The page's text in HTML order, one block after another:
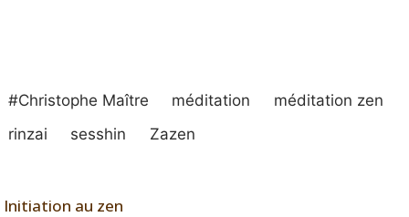
#Christophe Maître méditation
méditation zen
rinzai
sesshin Zazen
Initiation au zen